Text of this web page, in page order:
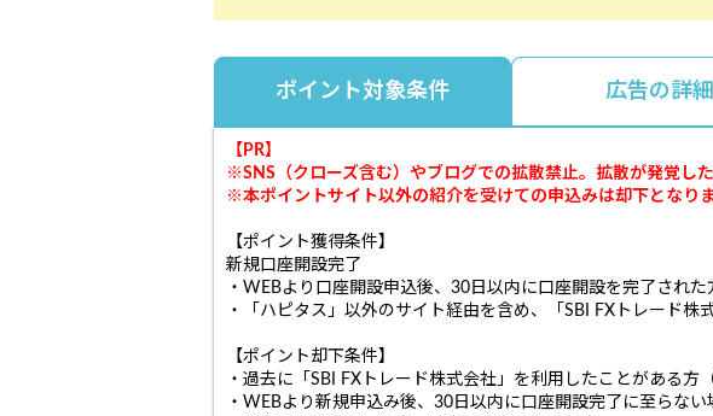
ポイント対象条件 広告の詳細
【PR】
※SNS（クローズ含む）やブログでの拡散禁止。拡散が発覚し
※本ポイントサイト以外の紹介を受けての申込みは却下となりま
【ポイント獲得条件】
新規口座開設完了
・WEBより口座開設申込後、30日以内に口座開設を完了された
・「ハピタス」以外のサイト経由を含め、「SBI FXトレード
【ポイント却下条件】
・過去に「SBI FXトレード株式会社」を利用したことがある方
・WEBより新規申込み後、30日以内に口座開設完了に至らない